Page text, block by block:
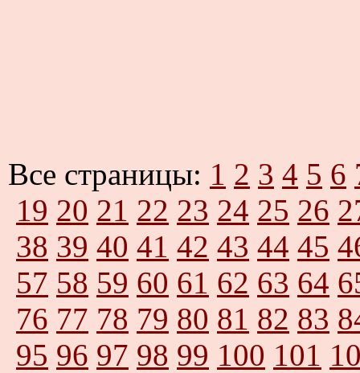
Все страницы: 1 2 3 4 5 6
19 20 21 22 23 24 25 26
38 39 40 41 42 43 44 45
57 58 59 60 61 62 63 64
76 77 78 79 80 81 82 83
95 96 97 98 99 100 101